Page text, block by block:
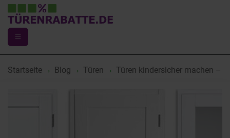
Startseite Blog Türen Türen kindersicher machen –